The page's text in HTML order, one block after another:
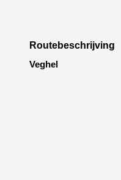
Routebeschrijving
Veghel